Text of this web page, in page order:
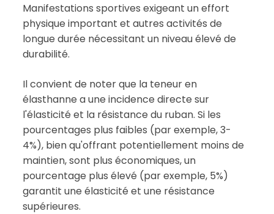
Manifestations sportives exigeant un effort
physique important et autres activités de
longue durée nécessitant un niveau élevé de
durabilité.
Il convient de noter que la teneur en
élasthanne a une incidence directe sur
l'élasticité et la résistance du ruban. Si les
pourcentages plus faibles (par exemple, 3-
4%), bien qu'offrant potentiellement moins de
maintien, sont plus économiques, un
pourcentage plus élevé (par exemple, 5%)
garantit une élasticité et une résistance
supérieures.